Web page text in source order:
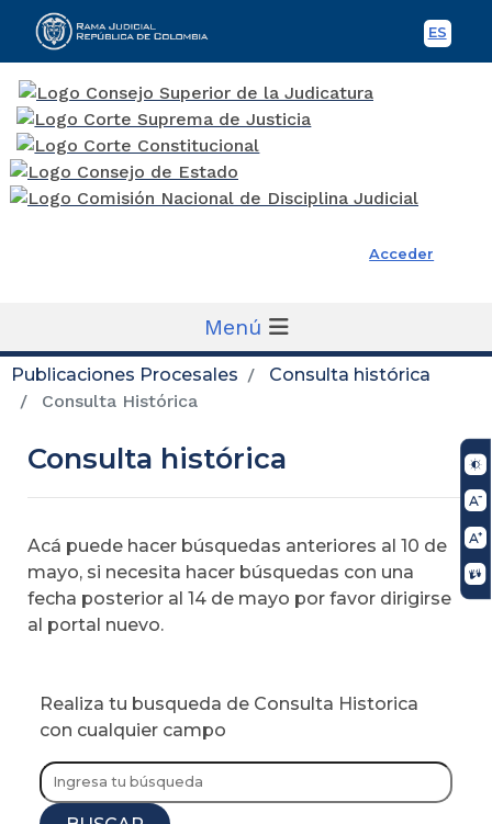
ES
Rama Judicial
Acceder
Menú
Publicaciones Procesales
Consulta histórica
Consulta Histórica
Consulta histórica
Acá puede hacer búsquedas anteriores al 10 de
mayo, si necesita hacer búsquedas con una
fecha posterior al 14 de mayo por favor dirigirse
al portal nuevo.
Realiza tu busqueda de Consulta Historica
con cualquier campo